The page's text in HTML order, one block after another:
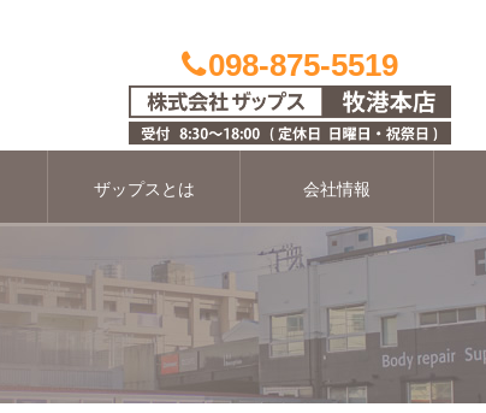
098-875-5519
ザップスとは 会社情報